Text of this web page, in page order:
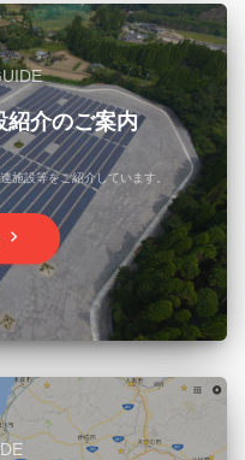
紹介のご案内
施設等をご紹介しています。
keyboard_arrow_right